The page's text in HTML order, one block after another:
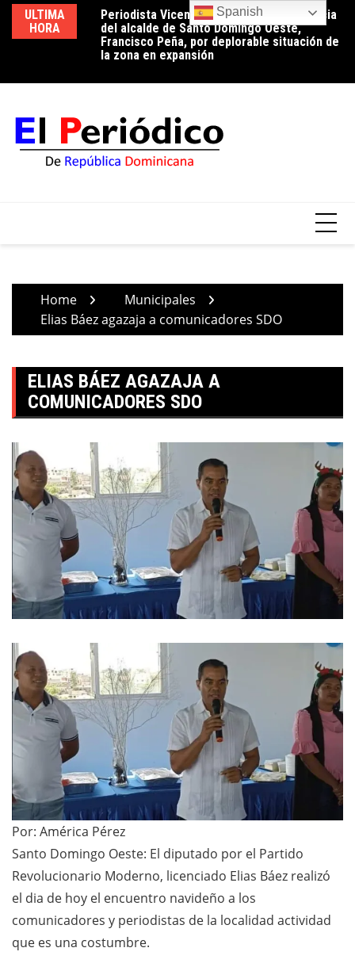
Skip
content
ULTIMA
HORA
Periodista Vicente Méndez pide la renuncia
del alcalde de Santo Domingo Oeste,
Francisco Peña, por deplorable situación de
la zona en expansión
Home
Municipales
Elias Báez agazaja a comunicadores SDO
ELIAS BÁEZ AGAZAJA A
COMUNICADORES SDO
Por: América Pérez
Santo Domingo Oeste: El diputado por el Partido
Revolucionario Moderno, licenciado Elias Báez realizó
el dia de hoy el encuentro navideño a los
comunicadores y periodistas de la localidad actividad
que es una costumbre.
Spanish